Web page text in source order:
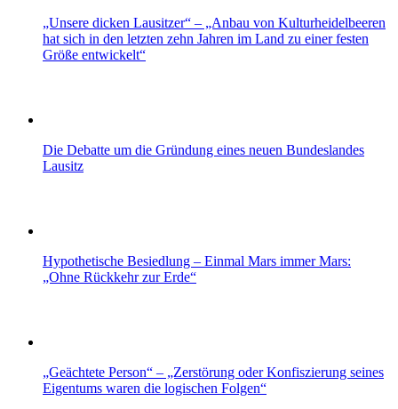
„Unsere dicken Lausitzer“ – „Anbau von Kulturheidelbeeren
hat sich in den letzten zehn Jahren im Land zu einer festen
Größe entwickelt“
Die Debatte um die Gründung eines neuen Bundeslandes
Lausitz
Hypothetische Besiedlung – Einmal Mars immer Mars:
„Ohne Rückkehr zur Erde“
„Geächtete Person“ – „Zerstörung oder Konfiszierung seines
Eigentums waren die logischen Folgen“